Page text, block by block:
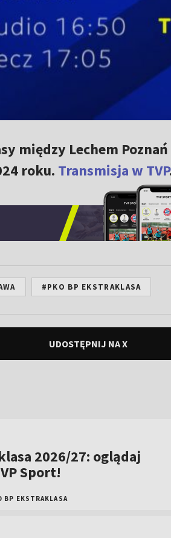
między Lechem
roku. Transmisja w TVP
#PKO BP EKSTRAKLASA
UDOSTĘPNIJ NA X
2026/27: oglądaj
Sport!
BP EKSTRAKLASA